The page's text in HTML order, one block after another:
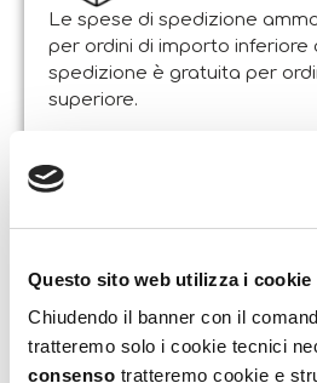
Questo sito web utilizza i cookie
Chiudendo il banner con il
tratteremo solo i cookie tecnici
consenso tratteremo cookie e
Le spese di spedizione
per ordini di importo inferiore
spedizione è gratuita per
superiore.
dalla data di ricezione
domenica non si effettuano
Il Cliente può esercitare il
ricevimento dei beni,
raccomandata A.R.